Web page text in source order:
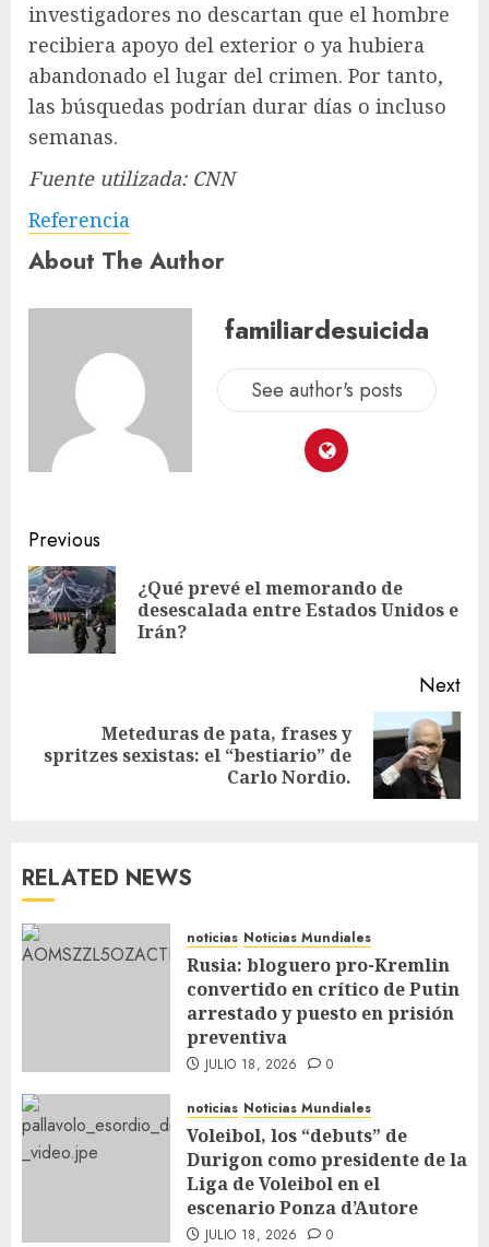
investigadores no descartan que el hombre
recibiera apoyo del exterior o ya hubiera
abandonado el lugar del crimen. Por tanto,
las búsquedas podrían durar días o incluso
semanas.
Fuente utilizada: CNN
Referencia
About The Author
familiardesuicida
See author's posts
Previous
¿Qué prevé el memorando de
desescalada entre Estados Unidos e
Irán?
Next
Meteduras de pata, frases y
spritzes sexistas: el “bestiario” de
Carlo Nordio.
RELATED NEWS
noticias Noticias Mundiales
Rusia: bloguero pro-Kremlin
convertido en crítico de Putin
arrestado y puesto en prisión
preventiva
JULIO 18, 2026 0
noticias Noticias Mundiales
Voleibol, los “debuts” de
Durigon como presidente de la
Liga de Voleibol en el
escenario Ponza d’Autore
JULIO 18, 2026 0